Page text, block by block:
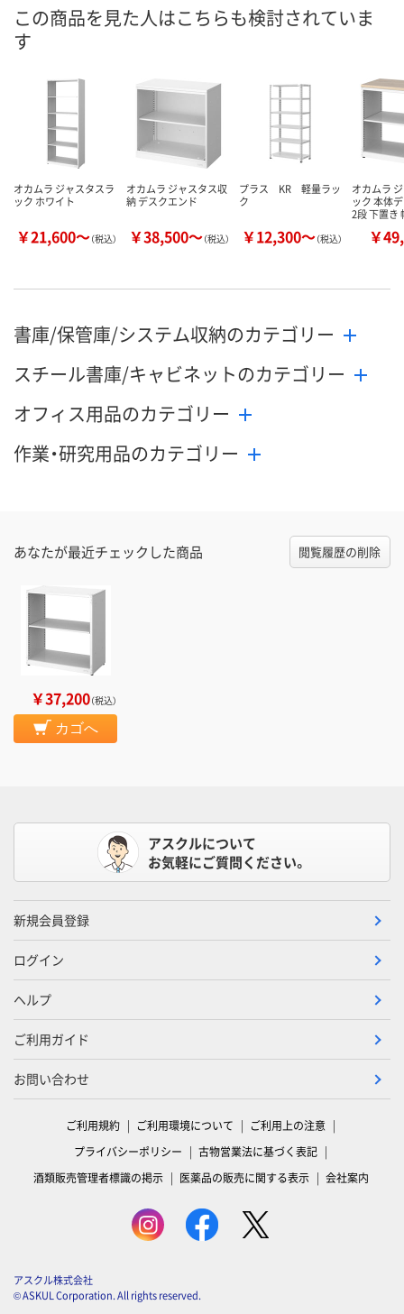
号
在庫
お届け日 8月13日（木） 8月13日（木）
数量
カゴへ カ
この商品を見た人はこちらも検討されていま
す
オカムラ ジャスタスラ
ック ホワイト
￥21,600～（税込）
オカムラ ジャスタス収
納 デスクエンド
￥38,500～（税込）
プラス KR 軽量ラッ
ク
￥12,300～（税込）
オカムラ
ック 本体
2段 下置き
￥
書庫/保管庫/システム収納のカテゴリー
スチール書庫/キャビネットのカテゴリー
オフィス用品のカテゴリー
作業・研究用品のカテゴリー
あなたが最近チェックした商品 閲覧履歴の削除
￥37,200（税込）
カゴへ
アスクルについて
お気軽にご質問ください。
新規会員登録
ログイン
ヘルプ
ご利用ガイド
お問い合わせ
ご利用規約 ご利用環境について
ご利用上の注意
プライバシーポリシー
古物営業法に基づく表記
酒類販売管理者標識の掲示
医薬品の販売に関する表示 会社案内
アスクル株式会社
© ASKUL Corporation. All rights reserved.